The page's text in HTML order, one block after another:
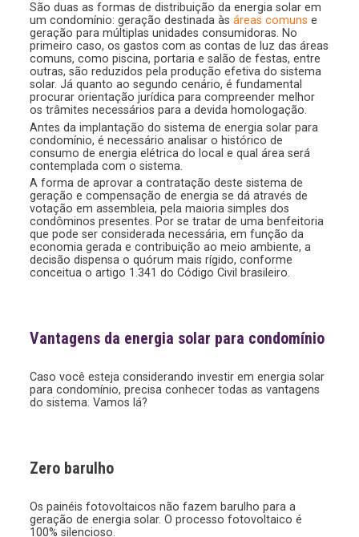
São duas as formas de distribuição da energia solar em
um condomínio: geração destinada àsáreas comuns e
geração para múltiplas unidades consumidoras. No
primeiro caso, os gastos com as contas de luz das áreas
comuns, como piscina, portaria e salão de festas, entre
outras, são reduzidos pela produção efetiva do sistema
solar. Já quanto ao segundo cenário, é fundamental
procurar orientação jurídica para compreender melhor
os trâmites necessários para a devida homologação.
Antes da implantação do sistema de energia solar para
condomínio, é necessário analisar o histórico de
consumo de energia elétrica do local e qual área será
contemplada com o sistema.
A forma de aprovar a contratação deste sistema de
geração e compensação de energia se dá através de
votação em assembleia, pela maioria simples dos
condôminos presentes. Por se tratar de uma benfeitoria
que pode ser considerada necessária, em função da
economia gerada e contribuição ao meio ambiente, a
decisão dispensa o quórum mais rígido, conforme
conceitua o artigo 1.341 do Código Civil brasileiro.
Vantagens da energia solar para condomínio
Caso você esteja considerando investir em energia solar
para condomínio, precisa conhecer todas as vantagens
do sistema. Vamos lá?
Zero barulho
Os painéis fotovoltaicos não fazem barulho para a
geração de energia solar. O processo fotovoltaico é
100% silencioso.